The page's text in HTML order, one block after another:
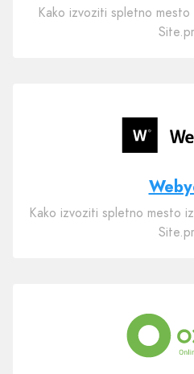
Kako izvoziti spletno
Kako izvoziti spletno mesto